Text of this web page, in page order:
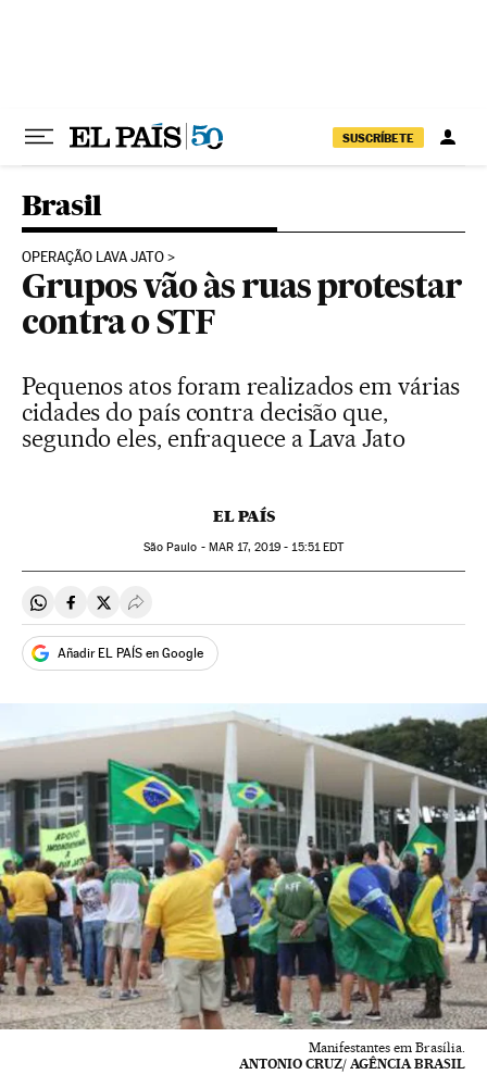
SUSCRÍBETE
Brasil
OPERAÇÃO LAVA JATO
Grupos vão às ruas protestar
contra o STF
Pequenos atos foram realizados em várias
cidades do país contra decisão que,
segundo eles, enfraquece a Lava Jato
EL PAÍS
São Paulo - MAR 17, 2019 - 15:51EDT
Compartir en Whatsapp
Compartir en Facebook
Compartir en Twitter
Desplegar Redes Sociales
Añadir EL PAÍS en Google
Manifestantes em Brasília.
ANTONIO CRUZ/ AGÊNCIA BRASIL